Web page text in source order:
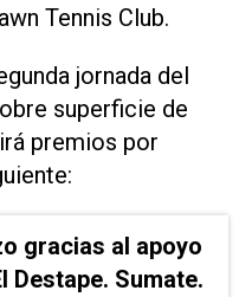
Tennis Club.
jornada del
superficie de
premios por
gracias al apoyo
Destape. Sumate.